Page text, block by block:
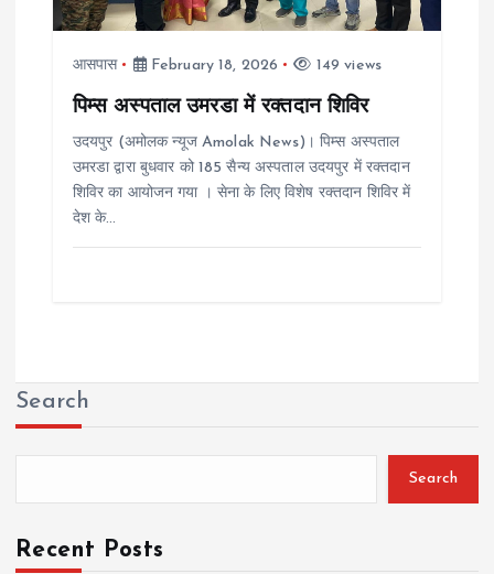
आसपास February 18, 2026 149 views
पिम्स अस्पताल उमरडा में रक्तदान शिविर
उदयपुर (अमोलक न्यूज Amolak News)। पिम्स अस्पताल
उमरडा द्वारा बुधवार को 185 सैन्य अस्पताल उदयपुर में रक्तदान
शिविर का आयोजन गया । सेना के लिए विशेष रक्तदान शिविर में
देश के…
Search
Search
Recent Posts